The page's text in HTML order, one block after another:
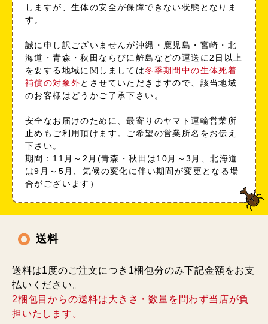
しますが、生体の安全が保障できない状態となりま
す。
誠に申し訳ございませんが沖縄・鹿児島・宮崎・北
海道・青森・秋田ならびに離島などの運送に2日以上
を要する地域に関しましては冬季期間中の生体死着
補償の対象外とさせていただきますので、該当地域
のお客様はどうかご了承下さい。
安全なお届けのために、最寄りのヤマト運輸営業所
止めもご利用頂けます。ご希望の営業所名をお伝え
下さい。
期間：11月～2月(青森・秋田は10月～3月、北海道
は9月～5月、気候の変化に伴い期間が変更となる場
合がございます）
送料
送料は1度のご注文につき1梱包分のみ下記金額をお支
払いください。
2梱包目からの送料は大きさ・数量を問わず当店が負
担いたします。